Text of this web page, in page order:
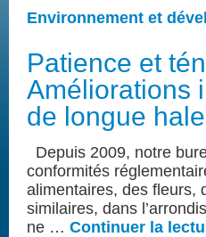
Environnement et
Patience et
Améliorations
de longue
Depuis 2009, notre
conformités
alimentaires, des fleurs,
similaires, dans
ne … Continuer la